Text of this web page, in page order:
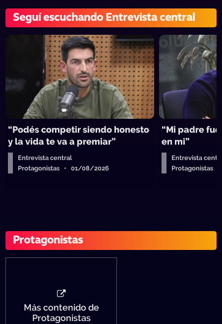
Seguí escuchando Entrevista central
“Podés competir siendo honesto
y la vida te va a premiar”
Entrevista central
Protagonistas • 01/08/2026
“Mi padre
en mi”
Entrevista
Protagonistas
Protagonistas
Más contenido de
Protagonistas